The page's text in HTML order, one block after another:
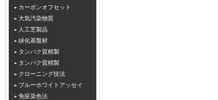
カーボンオフセット
大気汚染物質
人工芝製品
緑化基盤材
タンパク質精製
タンパク質精製
クローニング技法
ブルーホワイトアッセイ
免疫染色法